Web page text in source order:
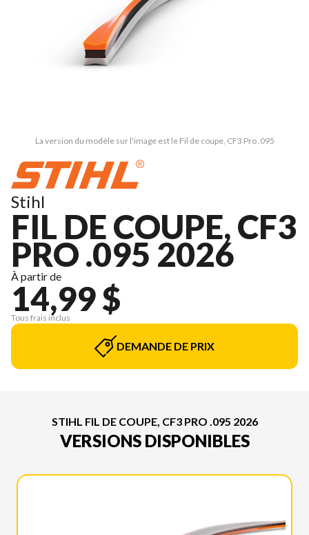
La version du modèle sur l'image est le Fil de coupe, CF3 Pro .095
Stihl
FIL DE COUPE, CF3
PRO .095 2026
À partir de
14,99 $
Tous frais inclus
DEMANDE DE PRIX
STIHL FIL DE COUPE, CF3 PRO .095 2026
VERSIONS DISPONIBLES